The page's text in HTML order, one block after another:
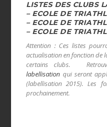
LISTES DES CLUBS
– ECOLE DE
– ECOLE DE
– ECOLE DE
Attention : Ces listes
actualisation en fonction de
certains clubs.
labellisation qui seront
(labellisation 2015). Les
prochainement.